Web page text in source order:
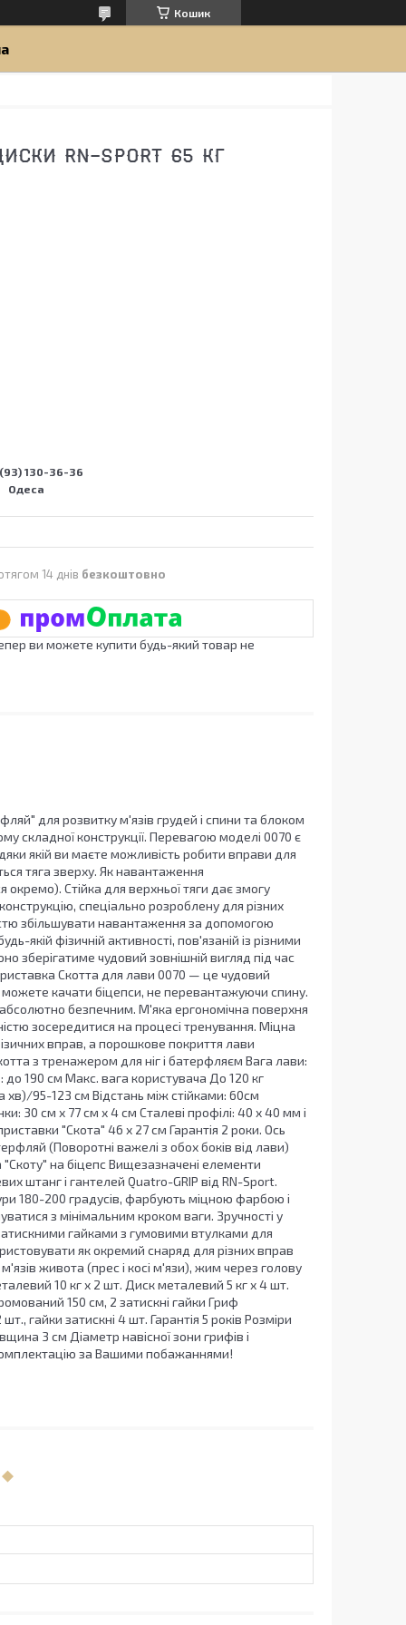
Кошик
RN-SPORT 65 КГ
130-36-36
Одеса
14 днів безкоштовно
ви можете купити будь-який товар не
для розвитку м'язів грудей і спини та блоком
складної конструкції. Перевагою моделі 0070 є
якій ви маєте можливість робити вправи для
тяга зверху. Як навантаження
Стійка для верхньої тяги дає змогу
спеціально розроблену для різних
збільшувати навантаження за допомогою
якій фізичній активності, пов'язаній із різними
зберігатиме чудовий зовнішній вигляд під час
Скотта для лави 0070 — це чудовий
качати біцепси, не перевантажуючи спину.
безпечним. М'яка ергономічна поверхня
зосередитися на процесі тренування. Міцна
вправ, а порошкове покриття лави
з тренажером для ніг і батерфляєм Вага лави:
до 190 см Макс. вага користувача До 120 кг
95-123 см Відстань між стійками: 60см
30 см х 77 см х 4 см Сталеві профілі: 40 x 40 мм і
"Скота" 46 х 27 см Гарантія 2 роки. Ось
(Поворотні важелі з обох боків від лави)
"Скоту" на біцепс Вищезазначені елементи
штанг і гантелей Quatro-GRIP від RN-Sport.
180-200 градусів, фарбують міцною фарбою і
з мінімальним кроком ваги. Зручності у
гайками з гумовими втулками для
як окремий снаряд для різних вправ
живота (прес і косі м'язи), жим через голову
10 кг x 2 шт. Диск металевий 5 кг х 4 шт.
150 см, 2 затискні гайки Гриф
гайки затискні 4 шт. Гарантія 5 років Розміри
3 см Діаметр навісної зони грифів і
за Вашими побажаннями!